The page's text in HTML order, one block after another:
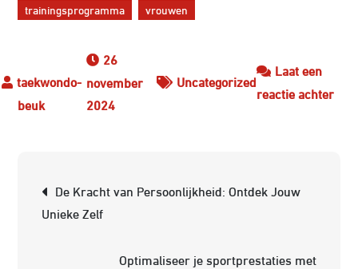
trainingsprogramma
vrouwen
26
november
2024
Uncategorized
Laat een
reactie achterop
De Kracht van Persoonlijkheid: Ontdek Jouw
Unieke Zelf
Optimaliseer je sportprestaties met